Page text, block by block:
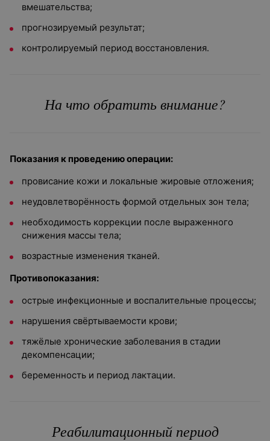
вмешательства;
прогнозируемый результат;
контролируемый период восстановления.
На что обратить внимание?
Показания к проведению операции:
провисание кожи и локальные жировые отложения;
неудовлетворённость формой отдельных зон тела;
необходимость коррекции после выраженного
снижения массы тела;
возрастные изменения тканей.
Противопоказания:
острые инфекционные и воспалительные процессы;
нарушения свёртываемости крови;
тяжёлые хронические заболевания в стадии
декомпенсации;
беременность и период лактации.
Реабилитационный период